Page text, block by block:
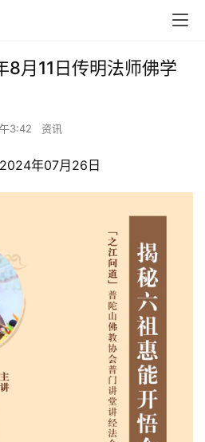
月11日传明法师佛学
3:42 资讯
年07月26日